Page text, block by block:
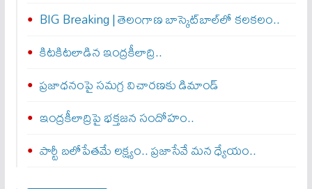
BIG Breaking | తెలంగాణ బాస్కెట్‌బాల్‌లో కలకలం..
కిటకిటలాడిన ఇంద్రకీలాద్రి..
ప్రజాధనంపై సమగ్ర విచారణకు డిమాండ్‌
ఇంద్రకీలాద్రిపై భక్తజన సందోహం..
పార్టీ బలోపేతమే లక్ష్యం.. ప్రజాసేవే మన ధ్యేయం..